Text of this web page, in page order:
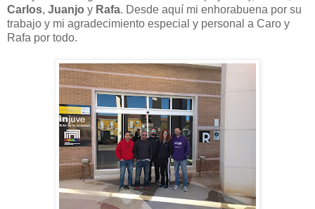
Carlos, Juanjo y Rafa. Desde aquí mi enhorabuena por su
trabajo y mi agradecimiento especial y personal a Caro y
Rafa por todo.